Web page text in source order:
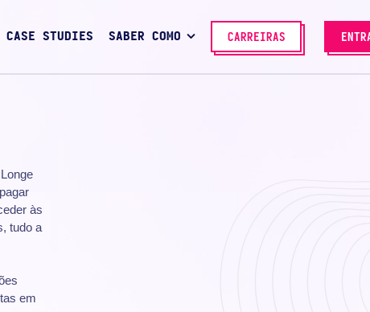
CASE STUDIES SABER COMO CARREIRAS
às
tudo a
em